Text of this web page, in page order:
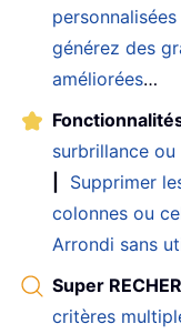
personnalisées
générez des
améliorées…
surbrillance
Supprimer
colonnes ou
Arrondi sans
Super
critères